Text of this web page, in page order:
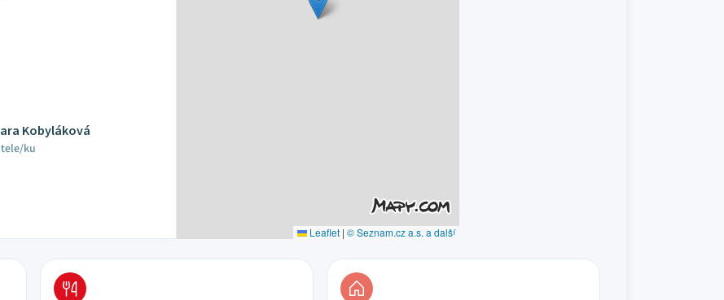
Kobyláková
ku
Leaflet | © Seznam.cz a.s. a další